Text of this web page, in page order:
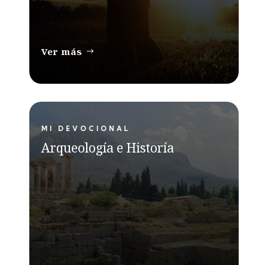
Ver más
MI DEVOCIONAL
Arqueología e Historía